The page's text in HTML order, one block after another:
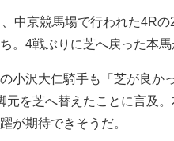
中京競馬場で行われた4Rの
。4戦ぶりに芝へ戻った本
小沢大仁騎手も「芝が良か
元を芝へ替えたことに言及
が期待できそうだ。